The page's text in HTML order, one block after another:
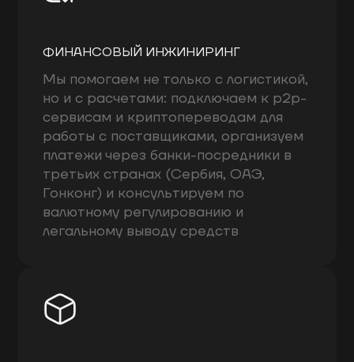
ФИНАНСОВЫЙ ИНЖИНИРИНГ
Мы помогаем не только с логистикой,
но и с расчетами: подключаем к p2p-
сервисам и криптопереводам для
работы с поставщиками, организуем
платежи через банки-посредники в
третьих странах (Сербия, ОАЭ,
Гонконг) и консультируем по
валютному регулированию и
легальному выводу средств